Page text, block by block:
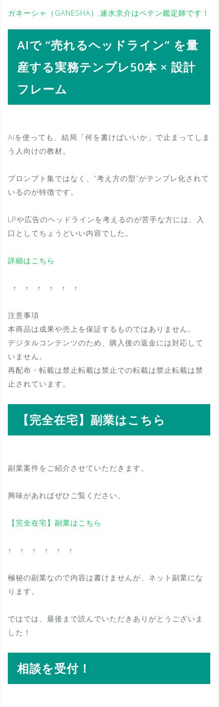
ガネーシャ（GANESHA）,速水京介はペテン鑑定師です！
AIで “売れるヘッドライン” を量
産する実務テンプレ50本 × 設計
フレーム
AIを使っても、結局「何を書けばいいか」で止まってしま
う人向けの教材。
プロンプト集ではなく、“考え方の型”がテンプレ化されて
いるのが特徴です。
LPや広告のヘッドラインを考えるのが苦手な方には、入
口としてちょうどいい内容でした。
詳細はこちら
↑ ↑ ↑ ↑ ↑ ↑
注意事項
本商品は成果や売上を保証するものではありません。
デジタルコンテンツのため、購入後の返金には対応して
いません。
再配布・転載は禁止転載は禁止での転載は禁止転載は禁
止されています。
【完全在宅】副業はこちら
副業案件をご紹介させていただきます。
興味があればぜひご覧ください。
【完全在宅】副業はこちら
↑ ↑ ↑ ↑ ↑ ↑
極秘の副業なので内容は書けませんが、ネット副業にな
ります。
ではでは、最後まで読んでいただきありがとうございま
した！
相談を受付！